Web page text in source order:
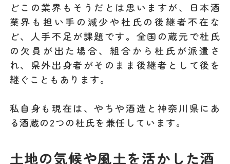
どこの業界もそうだとは思いますが、日本酒
業界も担い手の減少や杜氏の後継者不在な
ど、人手不足が課題です。全国の蔵元で杜氏
の欠員が出た場合、組合から杜氏が派遣さ
れ、県外出身者がそのまま後継者として後を
継ぐこともあります。
私自身も現在は、やちや酒造と神奈川県にあ
る酒蔵の2つの杜氏を兼任しています。
土地の気候や風土を活かした酒